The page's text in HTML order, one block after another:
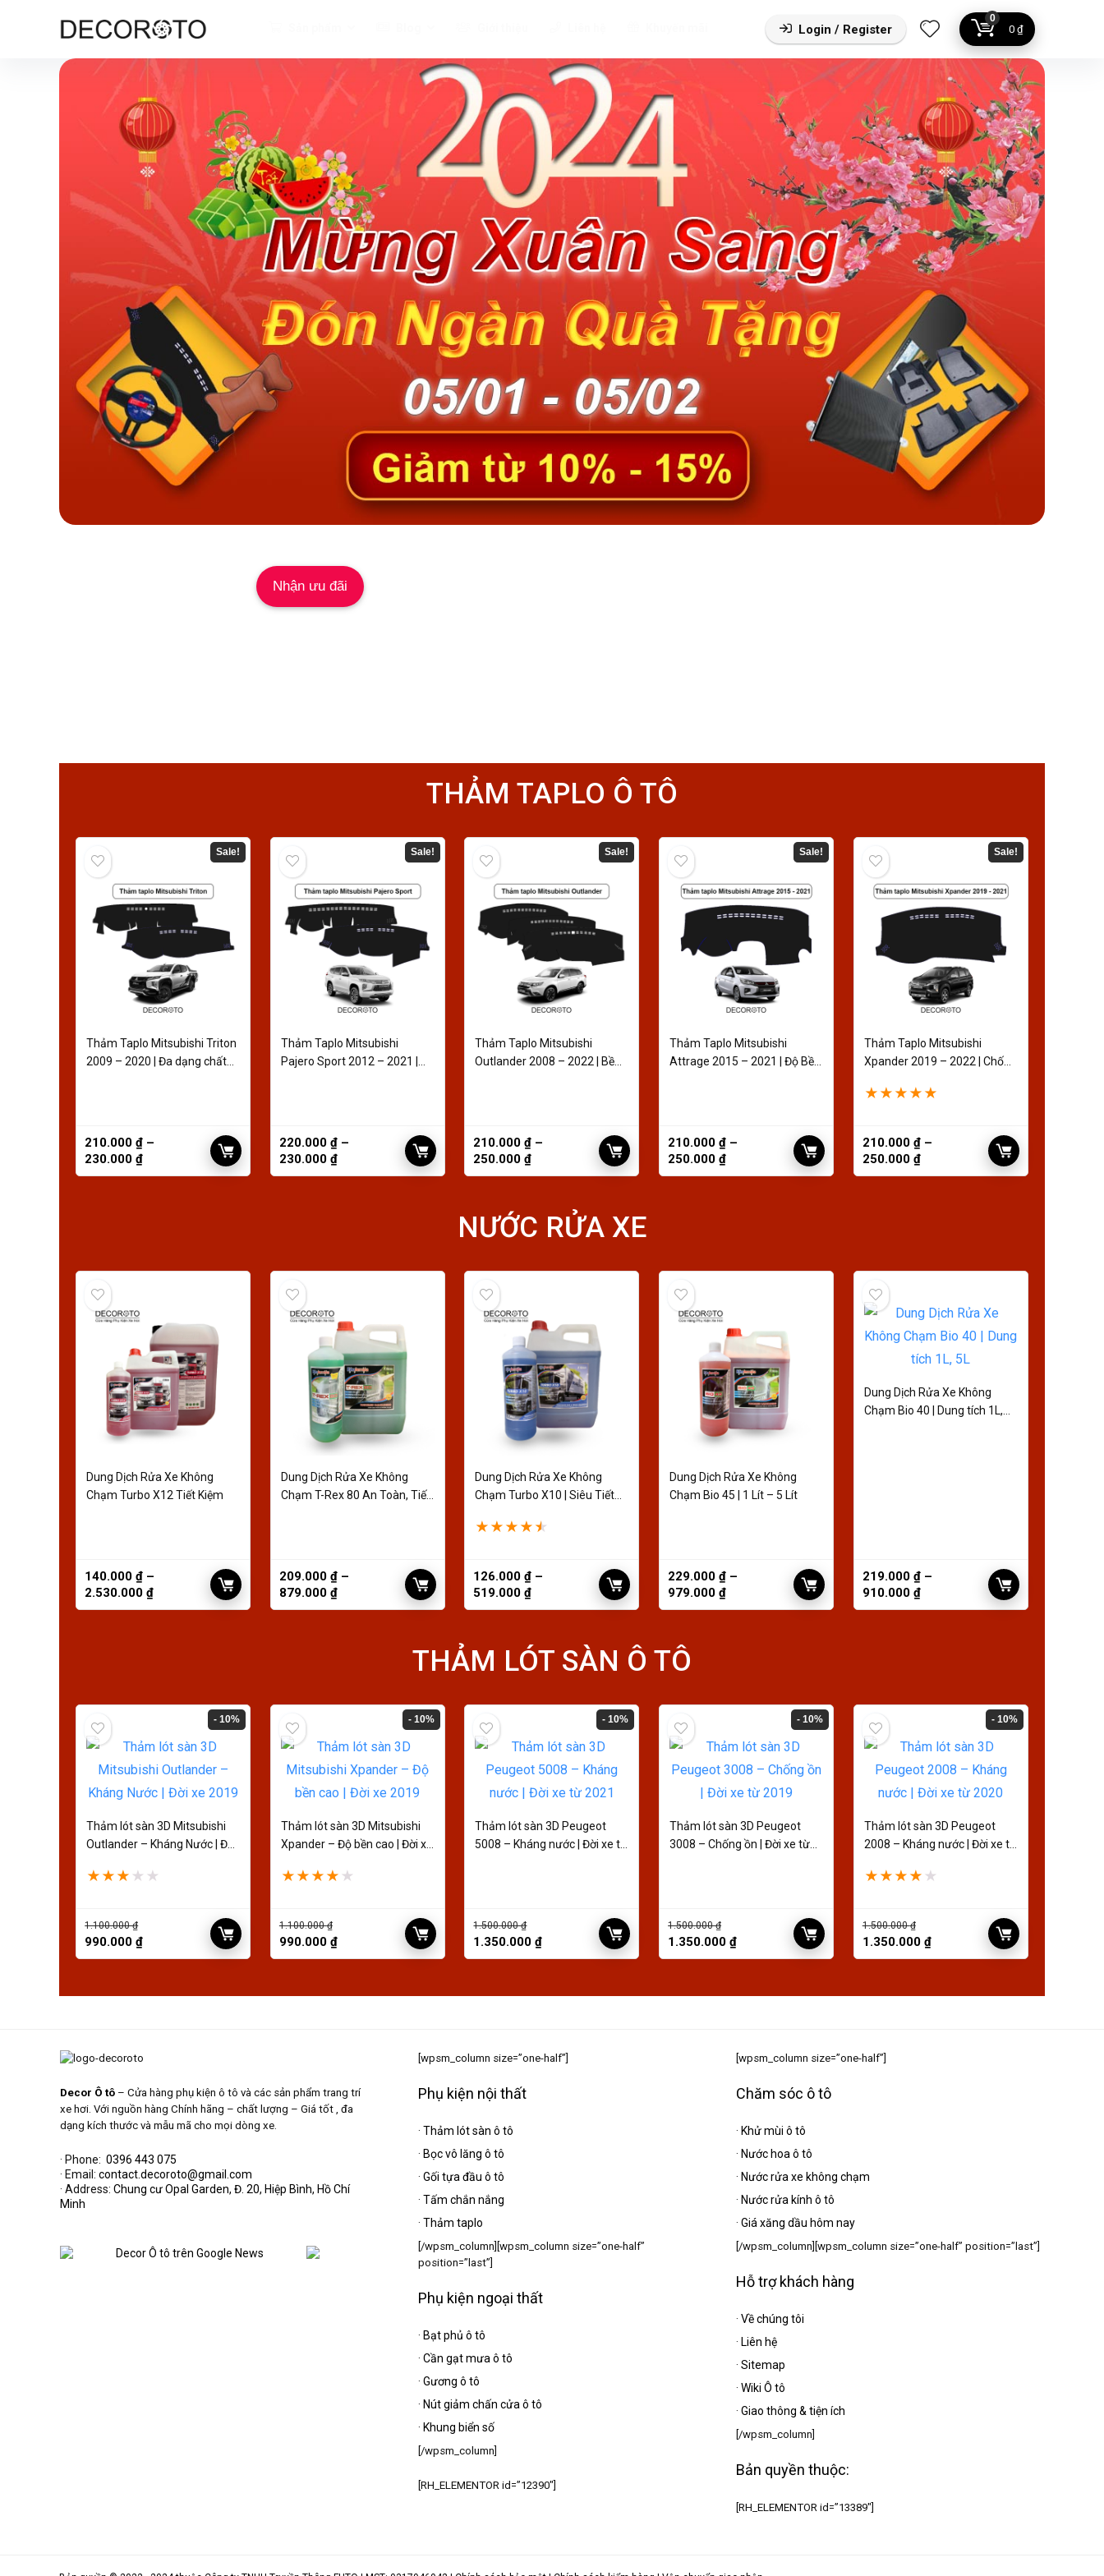
Login / Register
0
0 ₫
Nhận ưu đãi
THẢM TAPLO Ô TÔ
Sale!
Thảm Taplo Mitsubishi Triton
2009 – 2020 | Đa dạng chất
210.000₫ –
230.000₫
Sale!
Thảm Taplo Mitsubishi
Pajero Sport 2012 – 2021 |
220.000 ₫ –
230.000 ₫
Sale!
Thảm Taplo Mitsubishi
Outlander 2008 – 2022 | Bền
210.000₫ –
250.000₫
Sale!
Thảm Taplo Mitsubishi
Attrage 2015 – 2021 | Độ Bền
210.000₫ –
250.000₫
Sale!
Thảm Taplo Mitsubishi
Xpander 2019 – 2022 | Chống
★ ★ ★ ★ ★
210.000 ₫ –
250.000 ₫
NƯỚC RỬA XE
Dung Dịch Rửa Xe Không
Chạm Turbo X12 Tiết Kiệm
140.000₫ –
2.530.000₫
Dung Dịch Rửa Xe Không
Chạm T-Rex 80 An Toàn, Tiết
209.000 ₫ –
879.000 ₫
Dung Dịch Rửa Xe Không
Chạm Turbo X10 | Siêu Tiết
★ ★ ★ ★ ★
126.000₫ –
519.000₫
Dung Dịch Rửa Xe Không
Chạm Bio 45 | 1 Lít – 5 Lít
229.000₫ –
979.000₫
Dung Dịch Rửa Xe Không
Chạm Bio 40 | Dung tích 1L,
219.000 ₫ –
910.000 ₫
THẢM LÓT SÀN Ô TÔ
- 10%
Thảm lót sàn 3D Mitsubishi
Outlander – Kháng Nước | Đời
★ ★ ★ ★ ★
1.100.000₫
990.000₫
- 10%
Thảm lót sàn 3D Mitsubishi
Xpander – Độ bền cao | Đời xe
★ ★ ★ ★ ★
1.100.000₫
990.000 ₫
- 10%
Thảm lót sàn 3D Peugeot
5008 – Kháng nước | Đời xe từ
1.500.000₫
1.350.000₫
- 10%
Thảm lót sàn 3D Peugeot
3008 – Chống ồn | Đời xe từ
1.500.000₫
1.350.000₫
- 10%
Thảm lót sàn 3D Peugeot
2008 – Kháng nước | Đời xe từ
★ ★ ★ ★ ★
1.500.000₫
1.350.000 ₫
Decor Ô tô– Cửa hàng phụ kiện ô tô và các sản phẩm trang trí
xe hơi. Với nguồn hàng Chính hãng – chất lượng – Giá tốt , đa
dạng kích thước và mẫu mã cho mọi dòng xe.
· Phone: 0396 443 075
· Email: contact.decoroto@gmail.com
· Address: Chung cư Opal Garden, Đ. 20, Hiệp Bình, Hồ Chí
Minh
[wpsm_column size=”one-half”]
Phụ kiện nội thất
·Thảm lót sàn ô tô
·Bọc vô lăng ô tô
·Gối tựa đầu ô tô
·Tấm chắn nắng
·Thảm taplo
[/wpsm_column][wpsm_column size=”one-half”
position=”last”]
Phụ kiện ngoại thất
·Bạt phủ ô tô
·Cần gạt mưa ô tô
·Gương ô tô
·Nút giảm chấn cửa ô tô
·Khung biển số
[/wpsm_column]
[RH_ELEMENTOR id=”12390″]
[wpsm_column size=”one-half”]
Chăm sóc ô tô
·Khử mùi ô tô
·Nước hoa ô tô
·Nước rửa xe không chạm
·Nước rửa kính ô tô
·Giá xăng dầu hôm nay
[/wpsm_column][wpsm_column size=”one-half” position=”last”]
Hỗ trợ khách hàng
·Về chúng tôi
·Liên hệ
·Sitemap
·Wiki Ô tô
·Giao thông & tiện ích
[/wpsm_column]
Bản quyền thuộc:
[RH_ELEMENTOR id=”13389″]